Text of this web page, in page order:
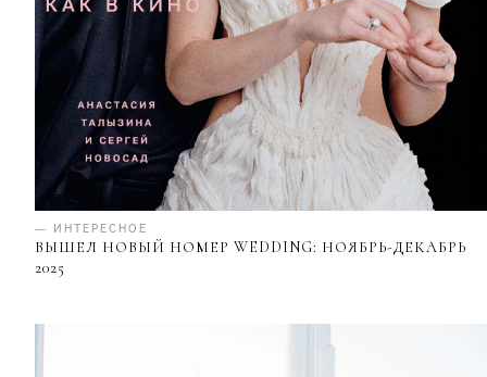
— ИНТЕРЕСНОЕ
ВЫШЕЛ НОВЫЙ НОМЕР WEDDING: НОЯБРЬ-ДЕКАБРЬ
2025